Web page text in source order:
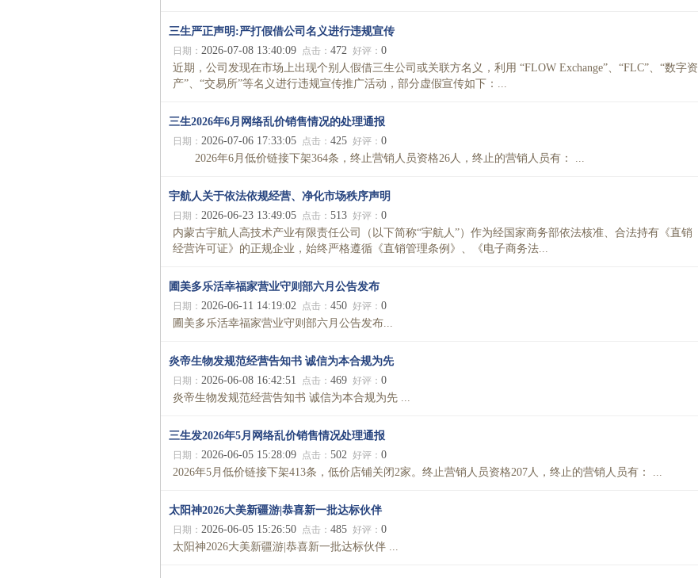
三生严正声明:严打假借公司名义进行违规宣传
日期： 2026-07-08 13:40:09 点击： 472 好评： 0
近期，公司发现在市场上出现个别人假借三生公司或关联方名义，利用 “FLOW Exchange”、“FLC”、“数字资
产”、“交易所”等名义进行违规宣传推广活动，部分虚假宣传如下：...
三生2026年6月网络乱价销售情况的处理通报
日期： 2026-07-06 17:33:05 点击： 425 好评： 0
2026年6月低价链接下架364条，终止营销人员资格26人，终止的营销人员有： ...
宇航人关于依法依规经营、净化市场秩序声明
日期： 2026-06-23 13:49:05 点击： 513 好评： 0
内蒙古宇航人高技术产业有限责任公司（以下简称“宇航人”）作为经国家商务部依法核准、合法持有《直销
经营许可证》的正规企业，始终严格遵循《直销管理条例》、《电子商务法...
圃美多乐活幸福家营业守则部六月公告发布
日期： 2026-06-11 14:19:02 点击： 450 好评： 0
圃美多乐活幸福家营业守则部六月公告发布...
炎帝生物发规范经营告知书 诚信为本合规为先
日期： 2026-06-08 16:42:51 点击： 469 好评： 0
炎帝生物发规范经营告知书 诚信为本合规为先 ...
三生发2026年5月网络乱价销售情况处理通报
日期： 2026-06-05 15:28:09 点击： 502 好评： 0
2026年5月低价链接下架413条，低价店铺关闭2家。终止营销人员资格207人，终止的营销人员有： ...
太阳神2026大美新疆游|恭喜新一批达标伙伴
日期： 2026-06-05 15:26:50 点击： 485 好评： 0
太阳神2026大美新疆游|恭喜新一批达标伙伴 ...